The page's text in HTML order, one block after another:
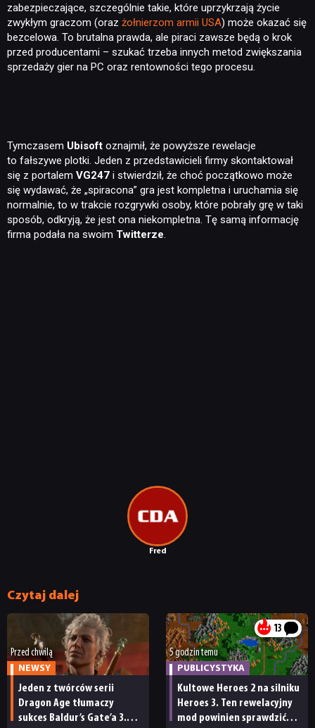
Fred
zabezpieczające, szczególnie takie, które uprzykrzają życie
zwykłym graczom (oraz żołnierzom armii USA) może okazać się
bezcelowa. To brutalna prawda, ale piraci zawsze będą o krok
przed producentami – szukać trzeba innych metod zwiększania
sprzedaży gier na PC oraz rentowności tego procesu.
Tymczasem Ubisoft oznajmił, że powyższe rewelacje
to fałszywe plotki. Jeden z przedstawicieli firmy skontaktował
się z portalem VG247 i stwierdził, że choć początkowo może
się wydawać, że „spiracona” gra jest kompletna i uruchamia się
normalnie, to w trakcie rozgrywki osoby, które pobrały grę w taki
sposób, odkryją, że jest ona niekompletna. Tę samą informację
firma podała na swoim Twitterze.
Czytaj dalej
Przed chwilą
NEWSY
Jeden z twórców serii
Dragon Age tłumaczy
sukces Baldur’s Gate’a 3.
13
5 godzin temu
PUBLICYSTYKA
Kultowe Heroes 2 na silniku
Heroes 3. Ten rewelacyjny
mod powinien sprawdzić